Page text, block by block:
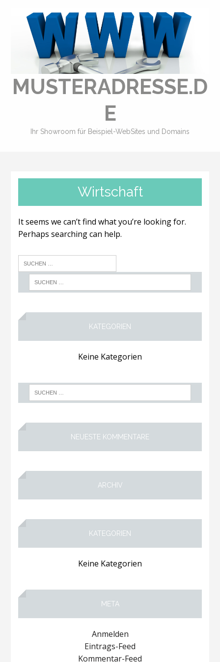
MUSTERADRESSE.D
E
Ihr Showroom für Beispiel-WebSites und Domains
Wirtschaft
It seems we can’t find what you’re looking for.
Perhaps searching can help.
KATEGORIEN
Keine Kategorien
NEUESTE KOMMENTARE
ARCHIV
KATEGORIEN
Keine Kategorien
META
Anmelden
Eintrags-Feed
Kommentar-Feed